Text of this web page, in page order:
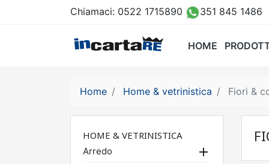
Chiamaci: 0522 1715890 351 845 1486
HOME
Home Home & vetrinistica Fiori &
HOME & VETRINISTICA
Arredo 